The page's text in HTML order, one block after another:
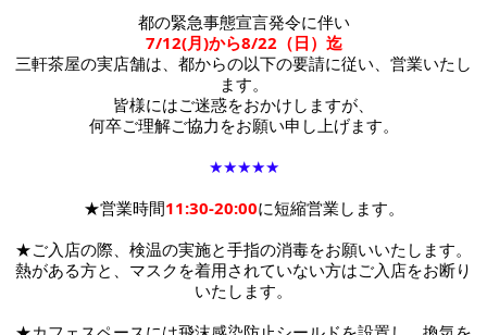
都の緊急事態宣言発令に伴い
7/12(月)から8/22（日）迄
三軒茶屋の実店舗は、都からの以下の要請に従い、営業いたし
ます。
皆様にはご迷惑をおかけしますが、
何卒ご理解ご協力をお願い申し上げます。
★★★★★
★営業時間11:30-20:00に短縮営業します。
★ご入店の際、検温の実施と手指の消毒をお願いいたします。
熱がある方と、マスクを着用されていない方はご入店をお断り
いたします。